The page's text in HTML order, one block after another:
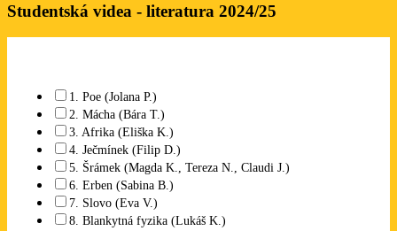
Studentská videa - literatura 2024/25
1. Poe (Jolana P.)
2. Mácha (Bára T.)
3. Afrika (Eliška K.)
4. Ječmínek (Filip D.)
5. Šrámek (Magda K., Tereza N., Claudi J.)
6. Erben (Sabina B.)
7. Slovo (Eva V.)
8. Blankytná fyzika (Lukáš K.)